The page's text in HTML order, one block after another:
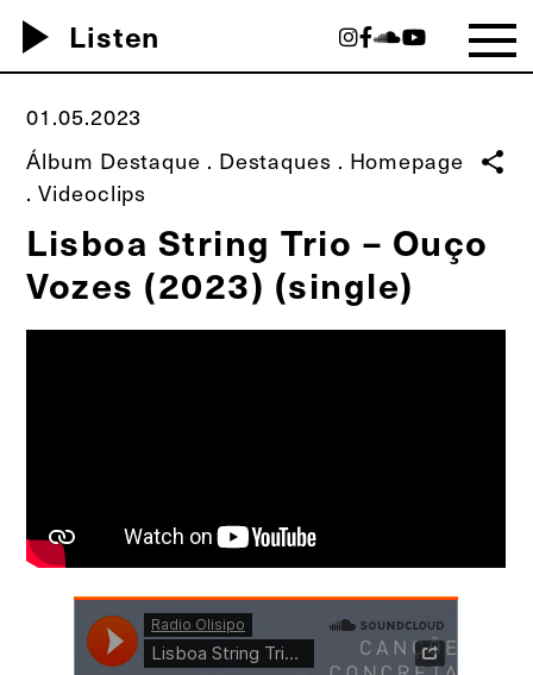
play_arrow Listen
01.05.2023
Álbum Destaque . Destaques . Homepage
.Videoclips
share
Lisboa String Trio – Ouço
Vozes (2023) (single)